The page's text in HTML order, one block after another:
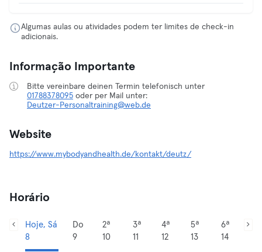
Algumas aulas ou atividades podem ter limites de check-in
adicionais.
Informação Importante
Bitte vereinbare deinen Termin telefonisch unter
01788378095
Deutzer-Personaltraining@web.de
Website
https://www.mybodyandhealth.de/kontakt/deutz/
Horário
Hoje, Sá
8
Do
9
2ª
10
3ª
11
4ª
12
5ª
13
6ª
14